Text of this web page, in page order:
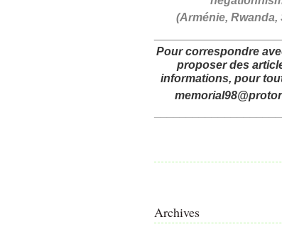
(Arménie, Rwanda,
Pour correspondre
proposer des
informations, pour
Archives